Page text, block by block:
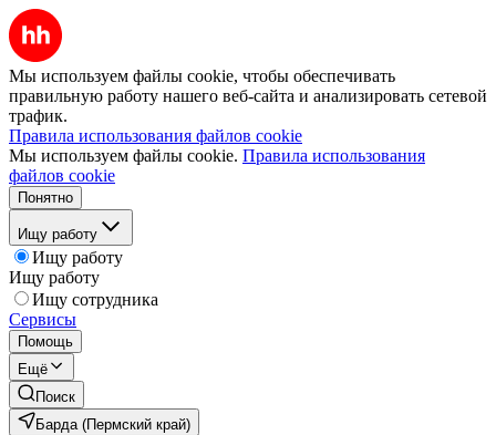
Мы используем файлы cookie, чтобы обеспечивать
правильную работу нашего веб-сайта и анализировать сетевой
трафик.
Правила использования файлов cookie
Мы используем файлы cookie. Правила использования
файлов cookie
Понятно
Ищу работу
Ищу работу
Ищу работу
Ищу сотрудника
Сервисы
Помощь
Ещё
Поиск
Барда (Пермский край)